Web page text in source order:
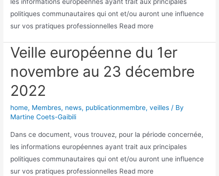
politiques communautaires qui ont et/ou auront une influence
sur vos pratiques professionnelles Read more
Veille européenne du 1er
novembre au 23 décembre
2022
home, Membres, news, publicationmembre,veilles / By
Martine Coets-Gaibili
Dans ce document, vous trouvez, pour la période concernée,
les informations européennes ayant trait aux principales
politiques communautaires qui ont et/ou auront une influence
sur vos pratiques professionnelles Read more